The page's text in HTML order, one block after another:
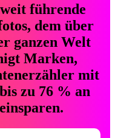
führende
dem über
ganzen Welt
Marken,
mit
zu 76 % an